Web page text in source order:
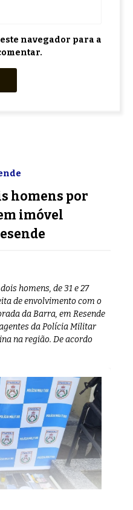
navegador para a
homens por
imóvel
homens, de 31 e 27
de envolvimento com o
da Barra, em Resende
da Polícia Militar
na região. De acordo